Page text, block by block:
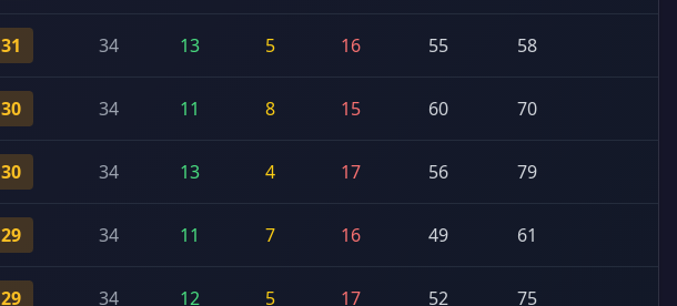
31 34 13 5 16 55 58
30 34 11 8 15 60 70
30 34 13 4 17 56 79
29 34 11 7 16 49 61
29 34 12 5 17 52 75